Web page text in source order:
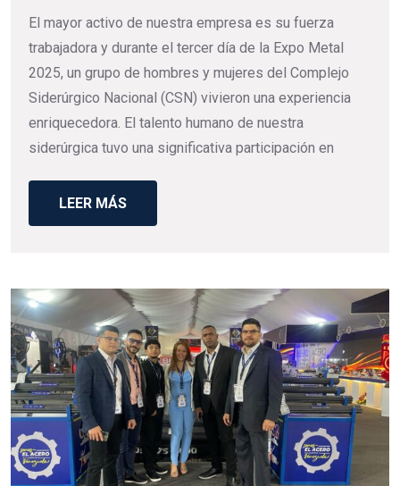
El mayor activo de nuestra empresa es su fuerza
trabajadora y durante el tercer día de la Expo Metal
2025, un grupo de hombres y mujeres del Complejo
Siderúrgico Nacional (CSN) vivieron una experiencia
enriquecedora. El talento humano de nuestra
siderúrgica tuvo una significativa participación en
LEER MÁS